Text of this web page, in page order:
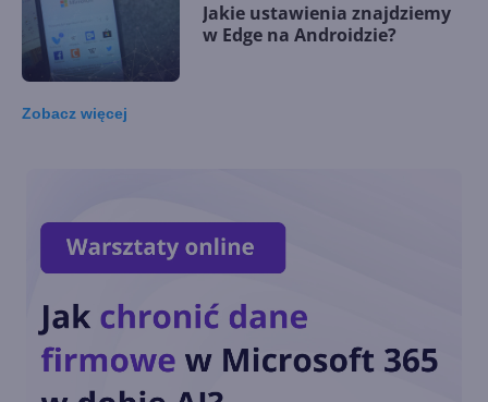
Jakie ustawienia znajdziemy
w Edge na Androidzie?
Notatki w kieszeni -
instalujemy OneNote na
Androidzie
Zobacz więcej